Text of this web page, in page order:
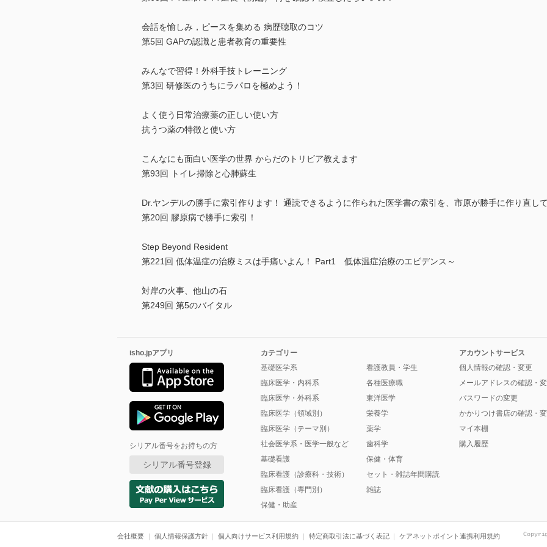
会話を愉しみ，ピースを集める 病歴聴取のコツ
第5回 GAPの認識と患者教育の重要性
みんなで習得！外科手技トレーニング
第3回 研修医のうちにラパロを極めよう！
よく使う日常治療薬の正しい使い方
抗うつ薬の特徴と使い方
こんなにも面白い医学の世界 からだのトリビア教えます
第93回 トイレ掃除と心肺蘇生
Dr.ヤンデルの勝手に索引作ります！ 通読できるように作られた医学書の索引を、市原が勝手に作り直して
第20回 膠原病で勝手に索引！
Step Beyond Resident
第221回 低体温症の治療ミスは手痛いよん！ Part1 低体温症治療のエビデンス～
対岸の火事、他山の石
第249回 第5のバイタル
isho.jpアプリ
シリアル番号をお持ちの方
シリアル番号登録
カテゴリー
基礎医学系
臨床医学・内科系
臨床医学・外科系
臨床医学（領域別）
臨床医学（テーマ別）
社会医学系・医学一般など
基礎看護
臨床看護（診療科・技術）
臨床看護（専門別）
保健・助産
看護教員・学生
各種医療職
東洋医学
栄養学
薬学
歯科学
保健・体育
セット・雑誌年間購読
雑誌
アカウントサービス
個人情報の確認・変更
メールアドレスの確認・
パスワードの変更
かかりつけ書店の確認・
マイ本棚
購入履歴
会社概要 個人情報保護方針 個人向けサービス利用規約 特定商取引法に基づく表記 ケアネットポイント連携利用規約